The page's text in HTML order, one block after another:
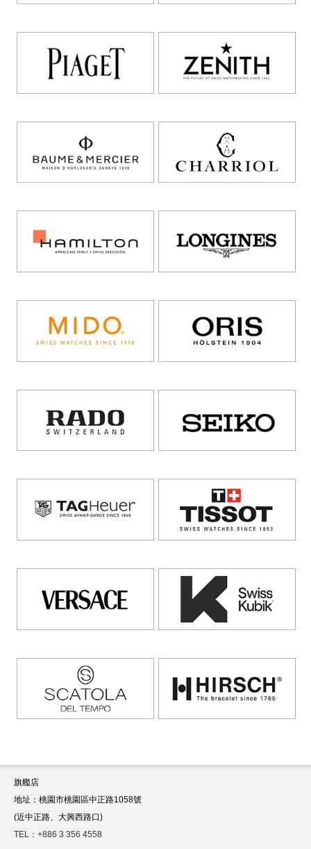
旗艦店
地址：桃園市桃園區中正路1058號
(近中正路、大興西路口)
TEL：+886 3 356 4558